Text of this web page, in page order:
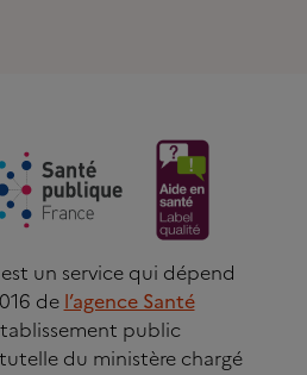
un service qui dépend
de l’agence Santé
public
du ministère chargé